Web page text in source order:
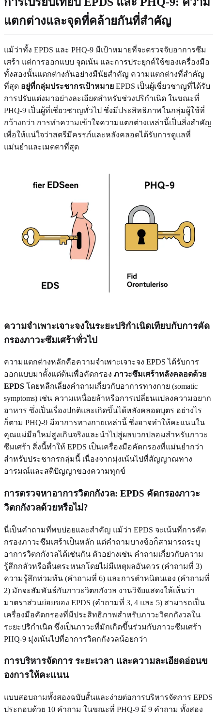
แตกต่างและจุดที่คล้ายกันที่สำคัญ
แม้ว่าทั้ง EPDS และ PHQ-9 มีเป้าหมายที่จะตรวจจับอาการซึม
เศร้า แต่การออกแบบ จุดเน้น และการประยุกต์ใช้ของเครื่องมือ
ทั้งสองนั้นแตกต่างกันอย่างมีนัยสำคัญ ความแตกต่างที่สำคัญ
ที่สุด อยู่ที่กลุ่มประชากรเป้าหมาย EPDS เป็นผู้เชี่ยวชาญที่ได้รับ
การปรับแต่งมาอย่างละเอียดสำหรับช่วงปริกำเนิด ในขณะที่
PHQ-9 เป็นผู้ที่เชี่ยวชาญทั่วไป ซึ่งมีประสิทธิภาพในกลุ่มผู้ใช้ที่
กว้างกว่า การทำความเข้าใจความแตกต่างเหล่านี้เป็นสิ่งสำคัญ
เพื่อให้แน่ใจว่าสตรีมีครรภ์และหลังคลอดได้รับการดูแลที่
แม่นยำและเมตตาที่สุด
ความจำเพาะเจาะจงในระยะปริกำเนิดเทียบกับการคัด
กรองภาวะซึมเศร้าทั่วไป
ความแตกต่างหลักคือความจำเพาะเจาะจง EPDS ได้รับการ
ออกแบบมาตั้งแต่ต้นเพื่อคัดกรอง ภาวะซึมเศร้าหลังคลอดด้วย
EPDS โดยหลีกเลี่ยงคำถามเกี่ยวกับอาการทางกาย (somatic
symptoms) เช่น ความเหนื่อยล้าหรือการเปลี่ยนแปลงความอยาก
อาหาร ซึ่งเป็นเรื่องปกติและเกิดขึ้นได้หลังคลอดบุตร อย่างไร
ก็ตาม PHQ-9 มีอาการทางกายเหล่านี้ ซึ่งอาจทำให้คะแนนใน
คุณแม่มือใหม่สูงเกินจริงและนำไปสู่ผลบวกปลอมสำหรับภาวะ
ซึมเศร้า สิ่งนี้ทำให้ EPDS เป็นเครื่องมือคัดกรองที่แม่นยำกว่า
สำหรับประชากรกลุ่มนี้ เนื่องจากมุ่งเน้นไปที่สัญญาณทาง
อารมณ์และสติปัญญาของความทุกข์
การตรวจหาอาการวิตกกังวล: EPDS คัดกรองภาวะ
วิตกกังวลด้วยหรือไม่?
นี่เป็นคำถามที่พบบ่อยและสำคัญ แม้ว่า EPDS จะเน้นที่การคัด
กรองภาวะซึมเศร้าเป็นหลัก แต่คำถามบางข้อก็สามารถระบุ
อาการวิตกกังวลได้เช่นกัน ตัวอย่างเช่น คำถามเกี่ยวกับความ
รู้สึกกลัวหรือตื่นตระหนกโดยไม่มีเหตุผลอันควร (คำถามที่ 3)
ความรู้สึกท่วมท้น (คำถามที่ 6) และการตำหนิตนเอง (คำถามที่
2) มักจะสัมพันธ์กับภาวะวิตกกังวล งานวิจัยแสดงให้เห็นว่า
มาตราส่วนย่อยของ EPDS (คำถามที่ 3, 4 และ 5) สามารถเป็น
เครื่องมือคัดกรองที่มีประสิทธิภาพสำหรับภาวะวิตกกังวลใน
ระยะปริกำเนิด ซึ่งเป็นภาวะที่มักเกิดขึ้นร่วมกับภาวะซึมเศร้า
PHQ-9 มุ่งเน้นไปที่อาการวิตกกังวลน้อยกว่า
การบริหารจัดการ ระยะเวลา และความละเอียดอ่อนข
องการให้คะแนน
แบบสอบถามทั้งสองฉบับสั้นและง่ายต่อการบริหารจัดการ EPDS
ประกอบด้วย 10 คำถาม ในขณะที่ PHQ-9 มี 9 คำถาม ทั้งสอง